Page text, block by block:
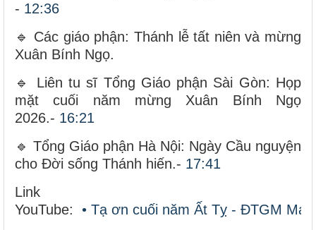
- 12:36
🔹 Các giáo phận: Thánh lễ tất niên và mừng
Xuân Bính Ngọ.
🔹 Liên tu sĩ Tổng Giáo phận Sài Gòn: Họp
mặt cuối năm mừng Xuân Bính Ngọ
2026.- 16:21
🔹 Tổng Giáo phận Hà Nội: Ngày Cầu nguyện
cho Đời sống Thánh hiến.- 17:41
Link
YouTube:
• Tạ ơn cuối năm Ất Tỵ - ĐTGM